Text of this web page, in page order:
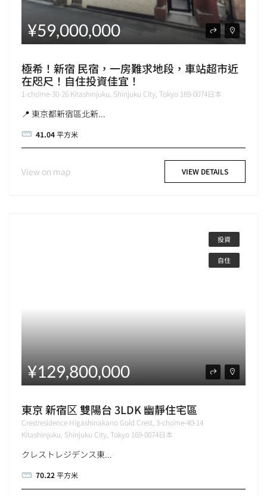
¥59,000,000
極希！新宿 民宿，一房難求地段，車站超市近
在咫尺！自住投資佳宜！
1-chōme-30-26 Kitashinjuku, Shinjuku City, Tokyo 169-0074日本
📍 東京都新宿區北新...
41.04平方米
View on map VIEW DETAILS
投資
自住
¥129,800,000
東京 新宿区 雙陽台 3LDK 幽靜住宅區
Crestresidence Higashinakano Gold Crest, 3-chōme-40-14
Kitashinjuku, Shinjuku City, Tokyo 169-0074日本
クレストレジデンス東...
70.22平方米